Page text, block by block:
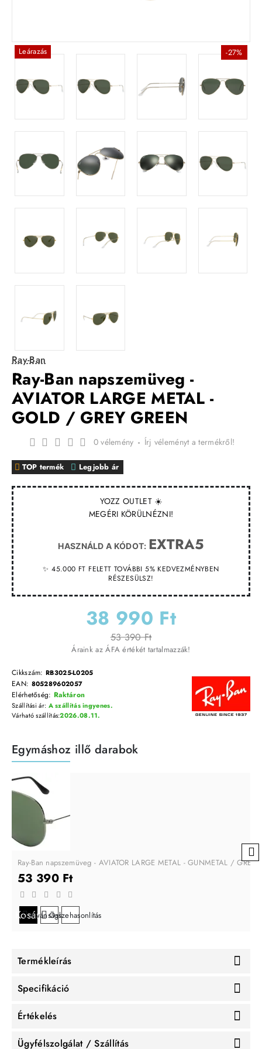
Leárazás -27%
Ray-Ban
Ray-Ban napszemüveg -
AVIATOR LARGE METAL -
GOLD / GREY GREEN
YOZZ OUTLET ☀️
MEGÉRI KÖRÜLNÉZNI!
HASZNÁLD A KÓDOT: EXTRA5
✨ 45.000 FT FELETT TOVÁBBI 5% KEDVEZMÉNYBEN
RÉSZESÜLSZ!
TOP termék Legjobb ár
0 vélemény - Írj véleményt a termékről!
38 990 Ft
53 390 Ft
Áraink az ÁFA értékét tartalmazzák!
Cikkszám: RB3025-L0205
EAN: 805289602057
Elérhetőség: Raktáron
Várható szállítás:2026.08.11.
Szállítási ár: A szállítás ingyenes.
Egymáshoz illő darabok
Ray-Ban napszemüveg - AVIATOR LARGE METAL - GUNMETAL / GREY
53 390 Ft
Kosárba
Kívánságlistára
Összehasonlítás
Termékleírás
Specifikáció
Értékelés
Ügyfélszolgálat / Szállítás